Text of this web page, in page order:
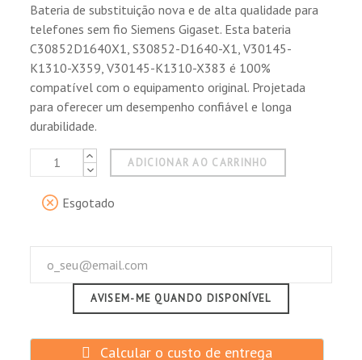
(1 reseñas)
Bateria de substituição nova e de alta qualidade para
telefones sem fio Siemens Gigaset. Esta bateria
C30852D1640X1, S30852-D1640-X1, V30145-
K1310-X359, V30145-K1310-X383 é 100%
compatível com o equipamento original. Projetada
para oferecer um desempenho confiável e longa
durabilidade.
ADICIONAR AO CARRINHO
Esgotado
AVISEM-ME QUANDO DISPONÍVEL
Calcular o custo de entrega